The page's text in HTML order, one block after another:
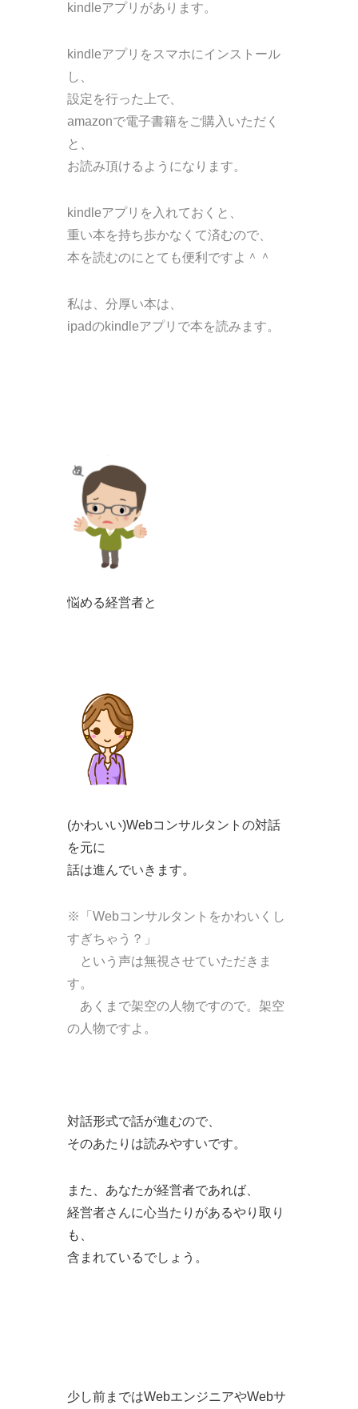
kindleアプリがあります。
kindleアプリをスマホにインストール
し、
設定を行った上で、
amazonで電子書籍をご購入いただく
と、
お読み頂けるようになります。
kindleアプリを入れておくと、
重い本を持ち歩かなくて済むので、
本を読むのにとても便利ですよ＾＾
私は、分厚い本は、
ipadのkindleアプリで本を読みます。
悩める経営者と
(かわいい)Webコンサルタントの対話
を元に
話は進んでいきます。
※「Webコンサルタントをかわいくし
すぎちゃう？」
という声は無視させていただきま
す。
あくまで架空の人物ですので。架空
の人物ですよ。
対話形式で話が進むので、
そのあたりは読みやすいです。
また、あなたが経営者であれば、
経営者さんに心当たりがあるやり取り
も、
含まれているでしょう。
少し前まではWebエンジニアやWebサ